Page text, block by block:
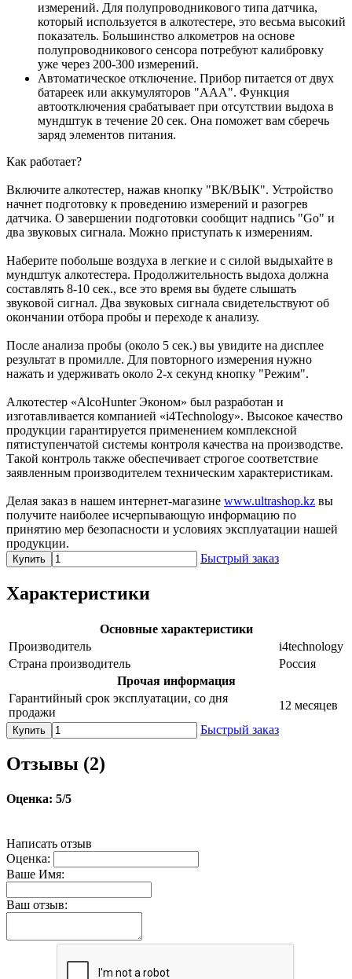
измерений. Для полупроводникового типа датчика,
который используется в алкотестере, это весьма высокий
показатель. Большинство алкометров на основе
полупроводникового сенсора потребуют калибровку
уже через 200-300 измерений.
Автоматическое отключение. Прибор питается от двух
батареек или аккумуляторов "ААА". Функция
автоотключения срабатывает при отсутствии выдоха в
мундштук в течение 20 сек. Она поможет вам сберечь
заряд элементов питания.
Как работает?
Включите алкотестер, нажав кнопку "ВК/ВЫК". Устройство
начнет подготовку к проведению измерений и разогрев
датчика. О завершении подготовки сообщит надпись "Go" и
два звуковых сигнала. Можно приступать к измерениям.
Наберите побольше воздуха в легкие и с силой выдыхайте в
мундштук алкотестера. Продолжительность выдоха должна
составлять 8-10 сек., все это время вы будете слышать
звуковой сигнал. Два звуковых сигнала свидетельствуют об
окончании отбора пробы и переходе к анализу.
После анализа пробы (около 5 сек.) вы увидите на дисплее
результат в промилле. Для повторного измерения нужно
нажать и удерживать около 2-х секунд кнопку "Режим".
Алкотестер «AlcoHunter Эконом» был разработан и
изготавливается компанией «i4Technology». Высокое качество
продукции гарантируется применением комплексной
пятиступенчатой системы контроля качества на производстве.
Такой контроль также обеспечивает строгое соответствие
заявленным производителем техническим характеристикам.
Делая заказ в нашем интернет-магазине www.ultrashop.kz вы
получите наиболее исчерпывающую информацию по
принятию мер безопасности и условиях эксплуатации нашей
продукции.
Купить Быстрый заказ
Характеристики
Основные характеристики
Производитель
i4technology
Страна производитель
Россия
Прочая информация
Гарантийный срок эксплуатации, со дня
продажи
12 месяцев
Купить Быстрый заказ
Отзывы (2)
Оценка: 5/5
Написать отзыв
Оценка:
Ваше Имя:
Ваш отзыв: